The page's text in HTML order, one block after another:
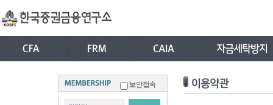
보안접속